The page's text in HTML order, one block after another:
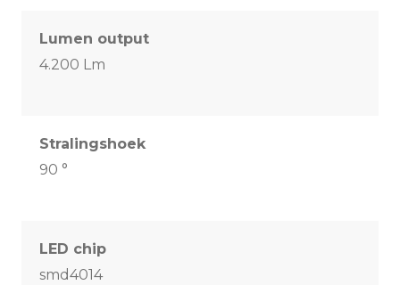
Lumen output
4.200 Lm
Stralingshoek
90 °
LED chip
smd4014